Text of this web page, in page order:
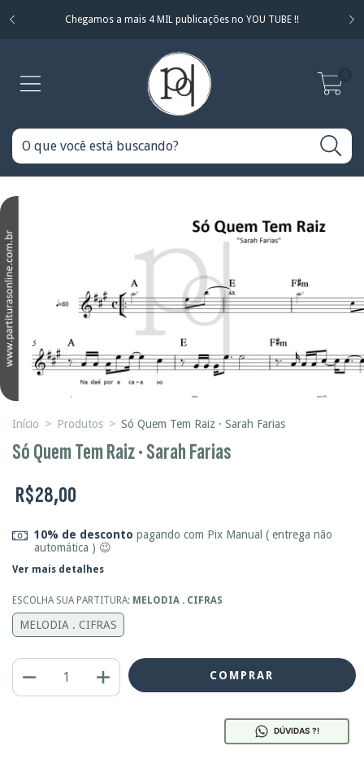
Chegamos a mais 4 MIL publicações no YOU TUBE !!
Início > Produtos > Só Quem Tem Raiz · Sarah Farias
Só Quem Tem Raiz · Sarah Farias
R$28,00
10% de desconto pagando com Pix Manual ( entrega não
automática ) 😉
Ver mais detalhes
ESCOLHA SUA PARTITURA: MELODIA . CIFRAS
MELODIA . CIFRAS
DÚVIDAS ?!